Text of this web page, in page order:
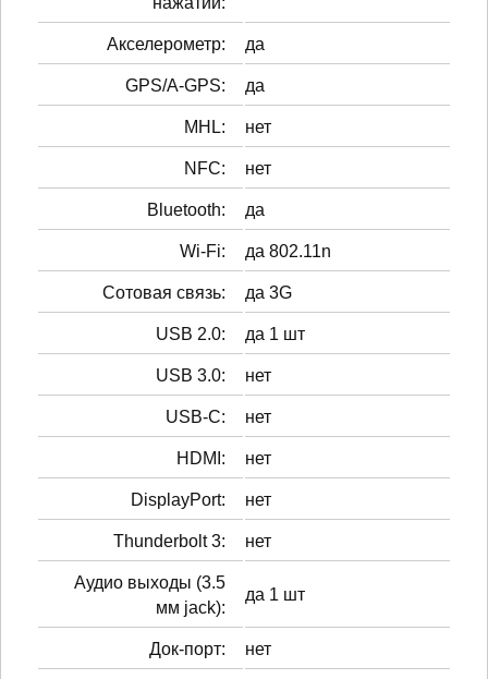
Акселерометр: да
GPS/A-GPS: да
MHL: нет
NFC: нет
Bluetooth: да
Wi-Fi: да 802.11n
Сотовая связь: да 3G
USB 2.0: да 1 шт
USB 3.0: нет
USB-C: нет
HDMI: нет
DisplayPort: нет
Thunderbolt 3: нет
Аудио выходы (3.5
мм jack):
да 1 шт
Док-порт: нет